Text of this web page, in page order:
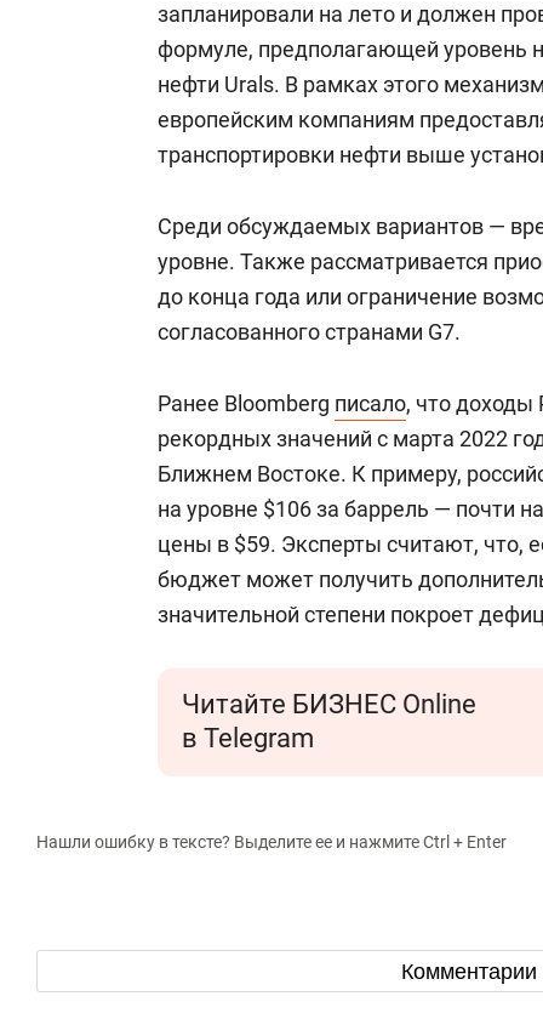
запланировали на лето и должен
формуле, предполагающей уровень
нефти Urals. В рамках этого
европейским компаниям
транспортировки нефти выше
Среди обсуждаемых вариантов —
уровне. Также рассматривается
до конца года или ограничение
согласованного странами G7.
Ранее Bloomberg писало, что доходы
рекордных значений с марта 2022
Ближнем Востоке. К примеру,
на уровне $106 за баррель — почти
цены в $59. Эксперты считают, что,
бюджет может получить
значительной степени покроет
Читайте БИЗНЕС Online
в Telegram
Нашли ошибку в тексте? Выделите ее и нажмите Ctrl + Enter
Комментарии